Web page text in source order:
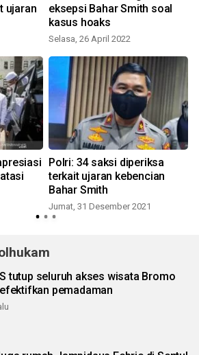
ujaran
eksepsi Bahar Smith soal
kasus hoaks
Selasa, 26 April 2022
Polri: 34 saksi diperiksa
terkait ujaran kebencian
Bahar Smith
Jumat, 31 Desember 2021
tutup seluruh akses wisata Bromo
pemadaman